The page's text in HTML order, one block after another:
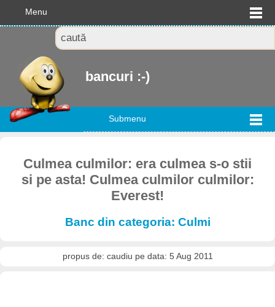
Menu
bancuri :-)
Submenu
Culmea culmilor: era culmea s-o stii
si pe asta! Culmea culmilor culmilor:
Everest!
Banc din categoria: Culmi
propus de: caudiu pe data: 5 Aug 2011